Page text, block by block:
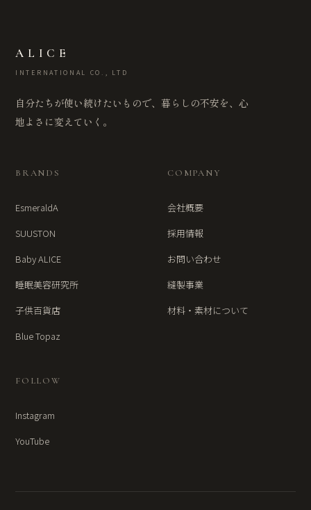
ALICE
INTERNATIONAL CO., LTD
自分たちが使い続けたいもので、暮らしの不安を、心
地よさに変えていく。
BRANDS
EsmeraldA
SUUSTON
Baby ALICE
睡眠美容研究所
子供百貨店
Blue Topaz
COMPANY
会社概要
採用情報
お問い合わせ
縫製事業
材料・素材について
FOLLOW
Instagram
YouTube